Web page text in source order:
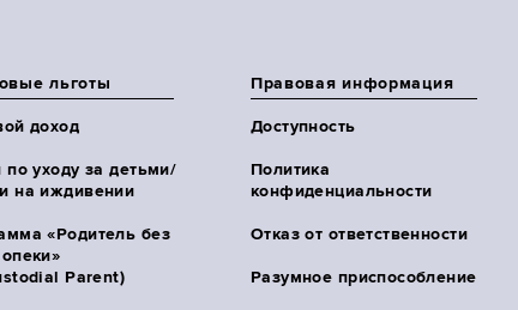
льготы
доход
по уходу за детьми/
на иждивении
«Родитель без
Parent)
Правовая информация
Доступность
Политика
конфиденциальности
Отказ от ответственности
Разумное приспособление